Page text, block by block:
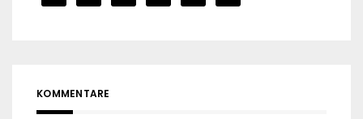
KOMMENTARE